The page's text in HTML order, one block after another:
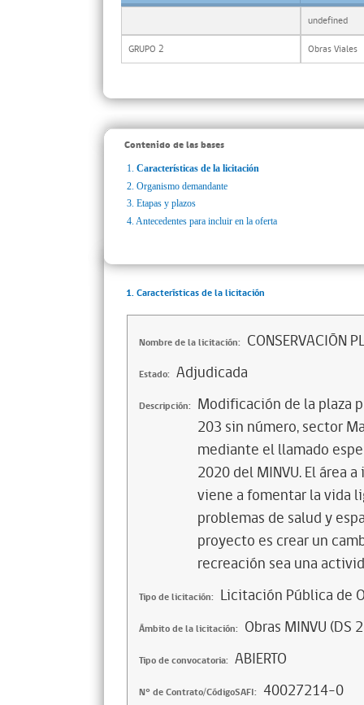
undefined
GRUPO 2 Obras Viales
Contenido de las bases
1. Características de la licitación
2. Organismo demandante
3. Etapas y plazos
4. Antecedentes para incluir en la oferta
1. Características de la licitación
Nombre de la licitación: CONSERVACIÓN
Estado: Adjudicada
Descripción: Modificación de la plaza
203 sin número, sector
mediante el llamado
2020 del MINVU. El área
viene a fomentar la vida
problemas de salud y
proyecto es crear un
recreación sea una
Tipo de licitación: Licitación Pública de
Ámbito de la licitación: Obras MINVU (DS
Tipo de convocatoria: ABIERTO
N° de Contrato/CódigoSAFI: 40027214-0